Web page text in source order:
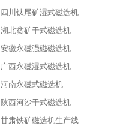
四川钛尾矿湿式磁选机
湖北贫矿干式磁选机
安徽永磁强磁磁选机
广西永磁湿式磁选机
河南永磁式磁选机
陕西河沙干式磁选机
甘肃铁矿磁选机生产线